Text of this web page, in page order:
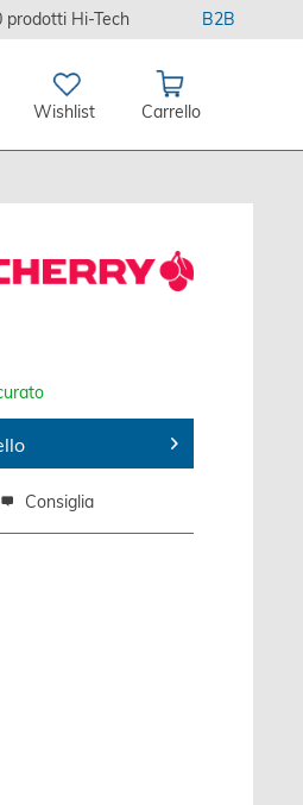
prodotti Hi-Tech B2B
Wishlist Carrello
Consiglia